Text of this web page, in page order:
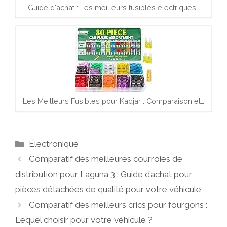
Guide d'achat : Les meilleurs fusibles électriques…
Les Meilleurs Fusibles pour Kadjar : Comparaison et…
Catégories
Électronique
Comparatif des meilleures courroies de
distribution pour Laguna 3 : Guide d’achat pour
pièces détachées de qualité pour votre véhicule
Comparatif des meilleurs crics pour fourgons :
Lequel choisir pour votre véhicule ?